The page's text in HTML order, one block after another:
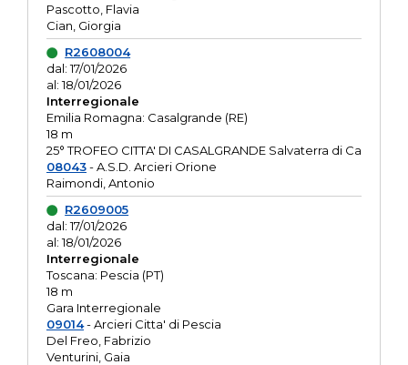
Pascotto, Flavia
Cian, Giorgia
R2608004
dal: 17/01/2026
al: 18/01/2026
Interregionale
Emilia Romagna: Casalgrande (RE)
18 m
25° TROFEO CITTA' DI CASALGRANDE Salvaterra di Ca
08043- A.S.D. Arcieri Orione
Raimondi, Antonio
R2609005
dal: 17/01/2026
al: 18/01/2026
Interregionale
Toscana: Pescia (PT)
18 m
Gara Interregionale
09014- Arcieri Citta' di Pescia
Del Freo, Fabrizio
Venturini, Gaia